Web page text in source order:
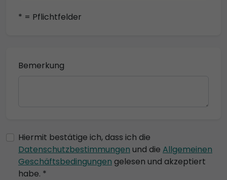
* = Pflichtfelder
Bemerkung
Hiermit bestätige ich, dass ich die
Datenschutzbestimmungen und die Allgemeinen
Geschäftsbedingungen gelesen und akzeptiert
habe. *